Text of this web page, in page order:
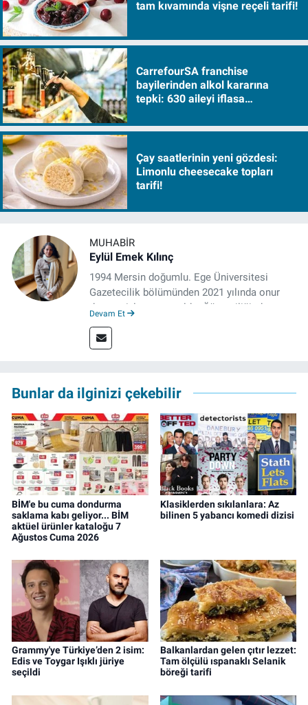
tam kıvamında vişne reçeli tarifi!
CarrefourSA franchise
bayilerinden alkol kararına
tepki: 630 aileyi iflasa
Çay saatlerinin yeni gözdesi:
Limonlu cheesecake topları
tarifi!
MUHABIR
Eylül Emek Kılınç
1994 Mersin doğumlu. Ege Üniversitesi
Gazetecilik bölümünden 2021 yılında onur
derecesiyle mezun oldu. Öğrenciliğinde
deneyimin dışında kapatılana kadar Artı TV
ve TELE1 TV Ankara bürolarında editör ve
Devam Et
Bunlar da ilginizi çekebilir
BİM'e bu cuma dondurma
saklama kabı geliyor... BİM
aktüel ürünler kataloğu 7
Ağustos Cuma 2026
Klasiklerden sıkılanlara: Az
bilinen 5 yabancı komedi dizisi
Grammy'ye Türkiye’den 2 isim:
Edis ve Toygar Işıklı jüriye
seçildi
Balkanlardan gelen çıtır lezzet:
Tam ölçülü ıspanaklı Selanik
böreği tarifi